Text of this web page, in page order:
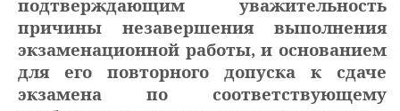
подтверждающим уважительность
причины незавершения выполнения
экзаменационной работы, и основанием
для его повторного допуска к сдаче
экзамена по соответствующему